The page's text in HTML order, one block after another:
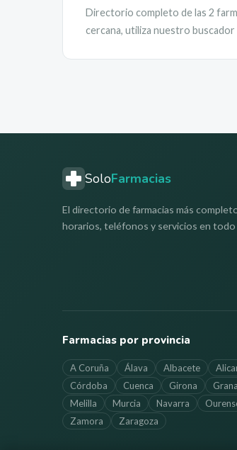
Directorio completo de las 2
cercana, utiliza nuestro
SoloFarmacias
El directorio de farmacias más
horarios, teléfonos y servicios en
Farmacias por provincia
A Coruña Álava Albacete
Córdoba
Cuenca Girona
Melilla
Murcia Navarra
Zamora
Zaragoza